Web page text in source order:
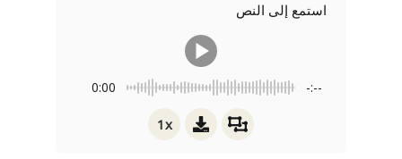
استمع إلى النص
0:00 -:--
1x